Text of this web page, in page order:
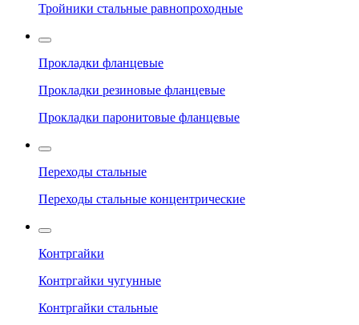
Тройники стальные равнопроходные
Прокладки фланцевые
Прокладки резиновые фланцевые
Прокладки паронитовые фланцевые
Переходы стальные
Переходы стальные концентрические
Контргайки
Контргайки чугунные
Контргайки стальные